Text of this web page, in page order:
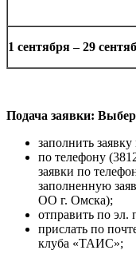
1 сентября – 29
Подача заявки:
заполнить заявку
по телефону
заявки по
заполненную
ОО г. Омска);
отправить по эл.
прислать по
клуба «ТАИС»;